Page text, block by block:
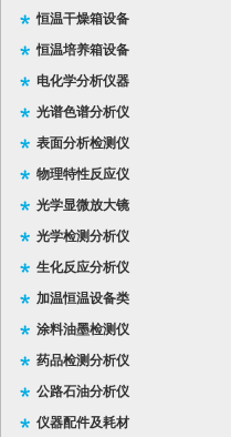
恒温干燥箱设备
恒温培养箱设备
电化学分析仪器
光谱色谱分析仪
表面分析检测仪
物理特性反应仪
光学显微放大镜
光学检测分析仪
生化反应分析仪
加温恒温设备类
涂料油墨检测仪
药品检测分析仪
公路石油分析仪
仪器配件及耗材